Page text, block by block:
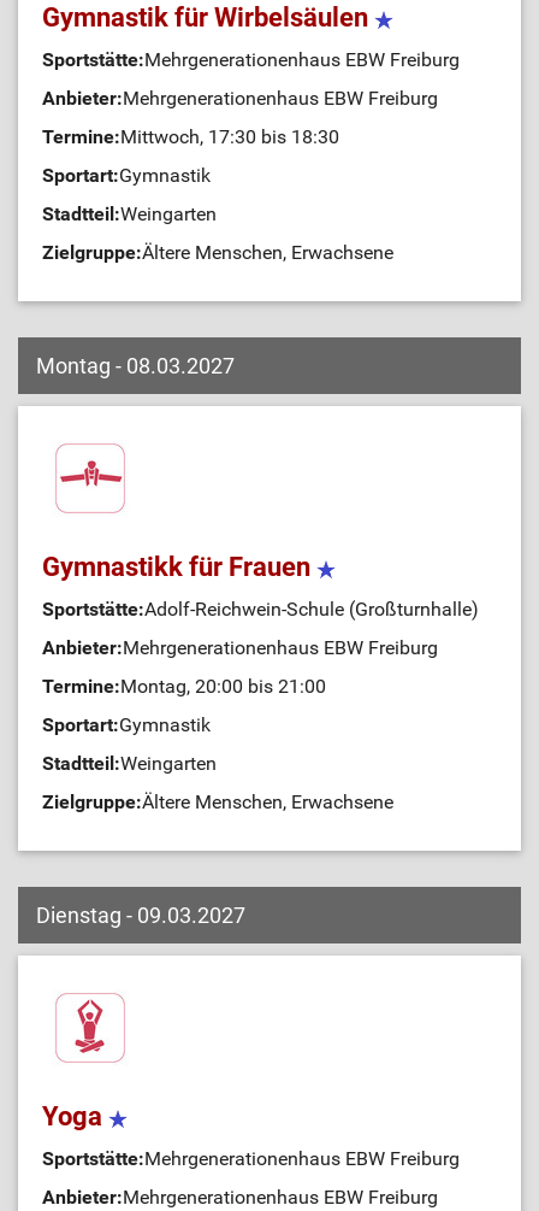
Gymnastik für Wirbelsäulen
Sportstätte:Mehrgenerationenhaus EBW Freiburg
Anbieter:Mehrgenerationenhaus EBW Freiburg
Termine:Mittwoch, 17:30 bis 18:30
Sportart:Gymnastik
Stadtteil:Weingarten
Zielgruppe:Ältere Menschen, Erwachsene
Montag - 08.03.2027
Gymnastikk für Frauen
Sportstätte:Adolf-Reichwein-Schule (Großturnhalle)
Anbieter:Mehrgenerationenhaus EBW Freiburg
Termine:Montag, 20:00 bis 21:00
Sportart:Gymnastik
Stadtteil:Weingarten
Zielgruppe:Ältere Menschen, Erwachsene
Dienstag - 09.03.2027
Yoga
Sportstätte:Mehrgenerationenhaus EBW Freiburg
Anbieter:Mehrgenerationenhaus EBW Freiburg